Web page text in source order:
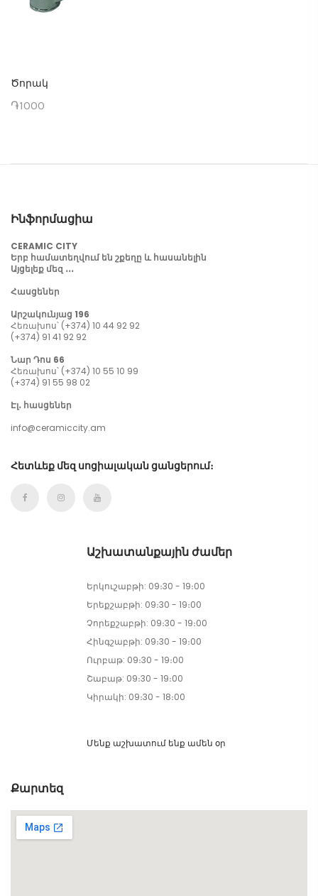
Ծորակ
֏1000
Ինֆորմացիա
CERAMIC CITY
Երբ համատեղվում են շքեղը և հասանելին
Այցելեք մեզ ․․․
Հասցեներ
Արշակունյաց 196
Հեռախոս՝ (+374) 10 44 92 92
(+374) 91 41 92 92
Նար Դոս 66
Հեռախոս՝ (+374) 10 55 10 99
(+374) 91 55 98 02
Էլ․ հասցեներ
info@ceramiccity.am
Հետևեք մեզ սոցիալական ցանցերում։
Աշխատանքային ժամեր
Երկուշաբթի: 09։30 - 19։00
Երեքշաբթի: 09։30 - 19։00
Չորեքշաբթի: 09։30 - 19։00
Հինգշաբթի: 09։30 - 19։00
Ուրբաթ: 09։30 - 19։00
Շաբաթ: 09։30 - 19։00
Կիրակի: 09։30 - 18։00
Մենք աշխատում ենք ամեն օր
Քարտեզ